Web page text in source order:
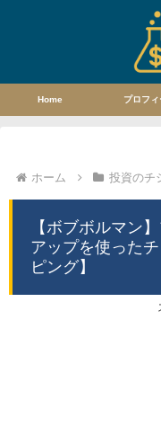
Home プロフ
ホーム 投資のチ
【ボブボルマン
アップを使った
ピング】